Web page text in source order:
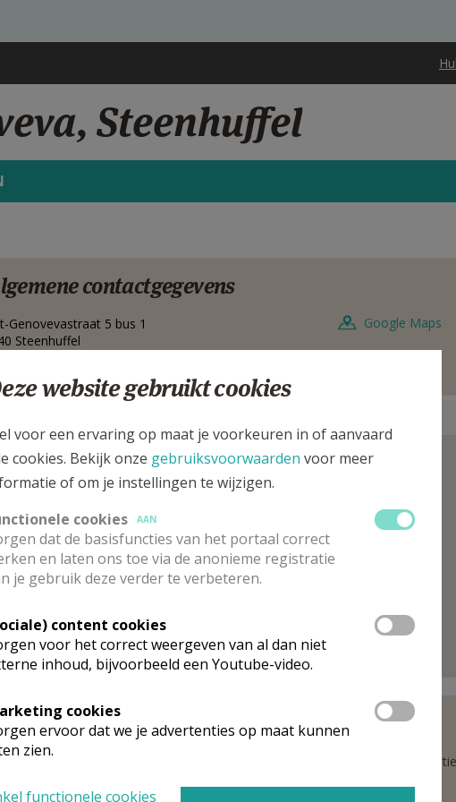
Steenhuffel
contactgegevens
Genovevastraat 5 bus 1
Steenhuffel
Google Maps
5 bus 1, 1840 Steenhuffel
wat je zocht? Hier vind je links naar de gegevens van andere
website gebruikt cookies
voor een ervaring op maat je voorkeuren in of aanvaard
cookies. Bekijk onze gebruiksvoorwaarden voor meer
of om je instellingen te wijzigen.
cookies
AAN
dat de basisfuncties van het portaal correct
en laten ons toe via de anonieme registratie
je gebruik deze verder te verbeteren.
content cookies
voor het correct weergeven van al dan niet
inhoud, bijvoorbeeld een Youtube-video.
cookies
ervoor dat we je advertenties op maat kunnen
zien.
functionele cookies